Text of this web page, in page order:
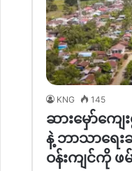
KNG 145
ဆားမှော်ကျ
နဲ့ ဘာသာရေ
ဝန်းကျင်ကို ဖ